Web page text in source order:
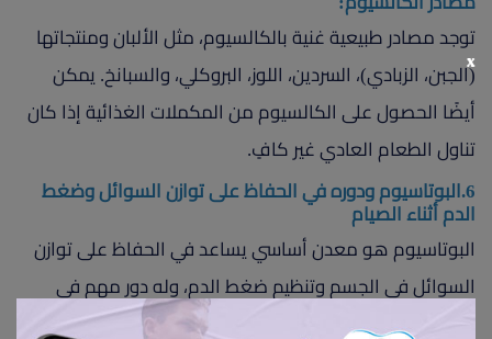
توجد مصادر طبيعية غنية بالكالسيوم، مثل الألبان ومنتجاتها
(الجبن، الزبادي)، السردين، اللوز، البروكلي، والسبانخ. يمكن
أيضًا الحصول على الكالسيوم من المكملات الغذائية إذا كان
تناول الطعام العادي غير كافٍ.
6.البوتاسيوم ودوره في الحفاظ على توازن السوائل وضغط
الدم أثناء الصيام
البوتاسيوم هو معدن أساسي يساعد في الحفاظ على توازن
السوائل في الجسم وتنظيم ضغط الدم، وله دور مهم في
وظيفة العضلات والأعصاب. يعتبر البوتاسيوم من المعادن
x